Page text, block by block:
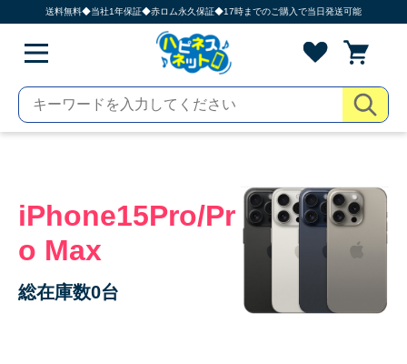
送料無料◆当社1年保証◆赤ロム永久保証◆17時までのご購入で当日発送可能
iPhone15Pro/Pr
o Max
総在庫数0台